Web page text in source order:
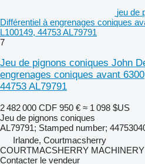
jeu de
Différentiel à engrenages coniques
L100149, 44753 AL79791
7
Jeu de pignons coniques John
engrenages coniques avant
44753 AL79791
2 482 000 CDF 950 € ≈ 1 098 $US
Jeu de pignons coniques
AL79791; Stamped number;
Irlande, Courtmacsherry
COURTMACSHERRY MACHINERY
Contacter le vendeur